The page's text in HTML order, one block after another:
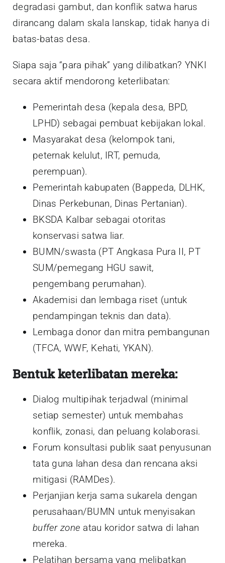
degradasi gambut, dan konflik satwa harus
dirancang dalam skala lanskap, tidak hanya di
batas-batas desa.
Siapa saja “para pihak” yang dilibatkan? YNKI
secara aktif mendorong keterlibatan:
Pemerintah desa (kepala desa, BPD,
LPHD) sebagai pembuat kebijakan lokal.
Masyarakat desa (kelompok tani,
peternak kelulut, IRT, pemuda,
perempuan).
Pemerintah kabupaten (Bappeda, DLHK,
Dinas Perkebunan, Dinas Pertanian).
BKSDA Kalbar sebagai otoritas
konservasi satwa liar.
BUMN/swasta (PT Angkasa Pura II, PT
SUM/pemegang HGU sawit,
pengembang perumahan).
Akademisi dan lembaga riset (untuk
pendampingan teknis dan data).
Lembaga donor dan mitra pembangunan
(TFCA, WWF, Kehati, YKAN).
Bentuk keterlibatan mereka:
Dialog multipihak terjadwal (minimal
setiap semester) untuk membahas
konflik, zonasi, dan peluang kolaborasi.
Forum konsultasi publik saat penyusunan
tata guna lahan desa dan rencana aksi
mitigasi (RAMDes).
Perjanjian kerja sama sukarela dengan
perusahaan/BUMN untuk menyisakan
buffer zone atau koridor satwa di lahan
mereka.
Pelatihan bersama yang melibatkan